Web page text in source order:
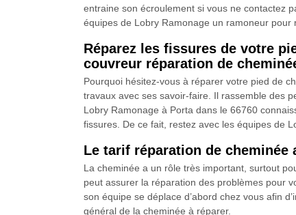
entraine son écroulement si vous ne contactez
équipes de Lobry Ramonage un ramoneur
Réparez les fissures de votre
couvreur réparation de
Pourquoi hésitez-vous à réparer votre pied de
travaux avec ses savoir-faire. Il rassemble des
Lobry Ramonage à Porta dans le 66760
fissures. De ce fait, restez avec les équipes de
Le tarif réparation de cheminée
La cheminée a un rôle très important, surtout
peut assurer la réparation des problèmes pour
son équipe se déplace d’abord chez vous afin
général de la cheminée à réparer.